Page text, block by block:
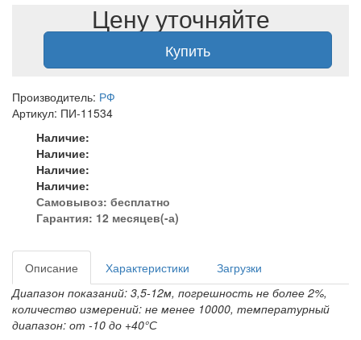
Цену уточняйте
Купить
Производитель: РФ
Артикул: ПИ-11534
Наличие:
Наличие:
Наличие:
Наличие:
Самовывоз: бесплатно
Гарантия: 12 месяцев(-а)
Описание Характеристики
Загрузки
Диапазон показаний: 3,5-12м, погрешность не более 2%,
количество измерений: не менее 10000, температурный
диапазон: от -10 до +40°С